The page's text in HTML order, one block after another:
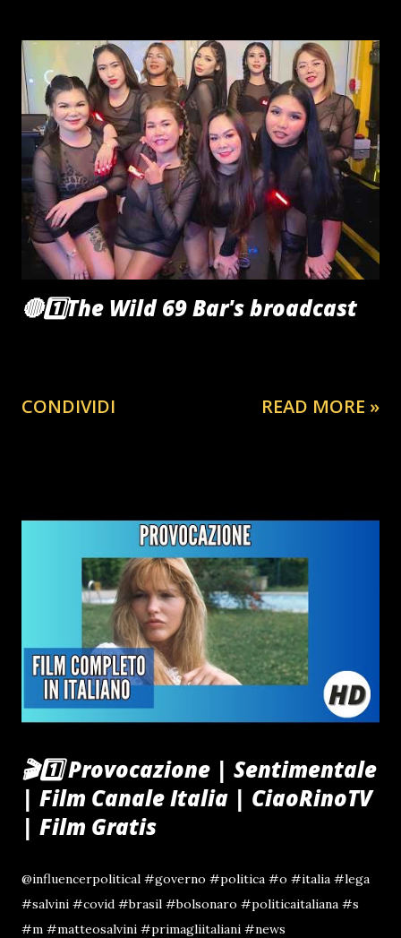
per essersi fermato ad uno stop, ha fumato uno spinello
tre settimane fa e gli hanno ritirato la patente; il Gran
Figlio del Pranzo e' servito : Ieri sono stato al mare e mio
figlio ha utilizzato un mezzo di stato , sprecando risorse di
stato e altresì minorenne ,commetteva tutto sotto lo
sguardo indifferente e impavido del padre (ad avviso di
alcuni snaturato) e di ben tre tra ufficiali e sottufficiali di
pubblica "sicurezza"(?) #SicuriPerDavvero Interviene sul
c...
🔴1️⃣The Wild 69 Bar's broadcast
CONDIVIDI READ MORE »
🎬1️⃣ Provocazione | Sentimentale
| Film Canale Italia | CiaoRinoTV
| Film Gratis
@influencerpolitical #governo #politica #o #italia #lega
#salvini #covid #brasil #bolsonaro #politicaitaliana #s
#m #matteosalvini #primagliitaliani #news